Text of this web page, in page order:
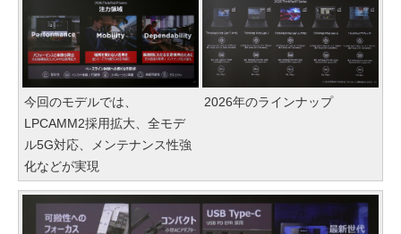
今回のモデルでは、
LPCAMM2採用拡大、全モデ
ル5G対応、メンテナンス性強
化などが実現
2026年のラインナップ